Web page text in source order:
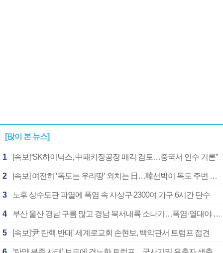
[많이 본 뉴스]
1 [속보]“SK하이닉스, 中패키징공장 매각 검토…중국서 인수 거론”
2 [속보] 여전히 ‘독도는 우리땅’ 외치는 日…韓선박이 독도 주변 해양조사 활동하자 반발
3 노후 상수도관 파열에 폭염 속 사상구 2300여 가구 6시간 단수
4 부산 울산 경남 구름 많고 경남 북서내륙 소나기…폭염·열대야 계속
5 [속보]‘尹 탄핵 반대’ 세계로교회 손현보, 백악관서 트럼프 접견